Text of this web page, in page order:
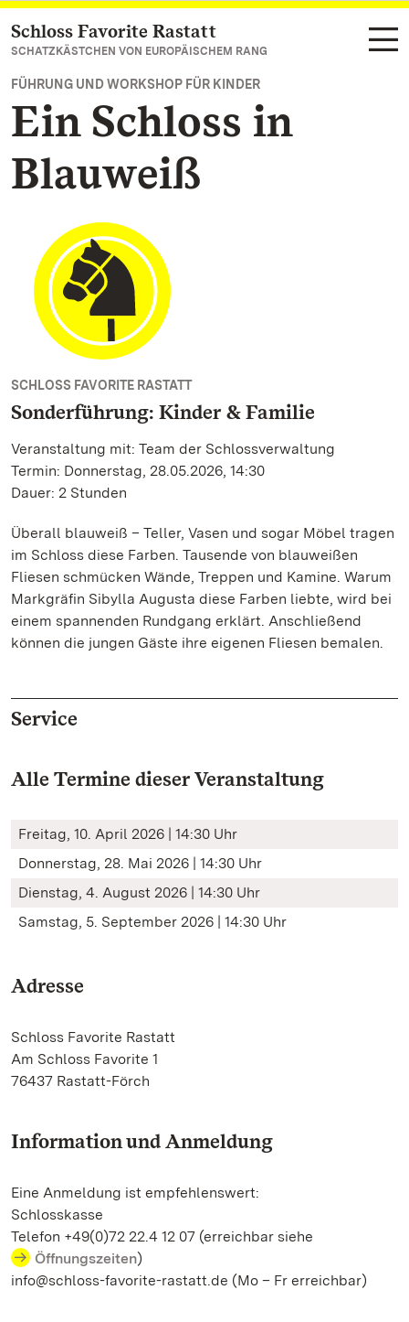
Zum Hauptinhalt springen
Schloss Favorite Rastatt
SCHATZKÄSTCHEN VON EUROPÄISCHEM RANG
FÜHRUNG UND WORKSHOP FÜR KINDER
Ein Schloss in
Blauweiß
SCHLOSS FAVORITE RASTATT
Sonderführung: Kinder & Familie
Veranstaltung mit: Team der Schlossverwaltung
Termin: Donnerstag, 28.05.2026, 14:30
Dauer: 2 Stunden
Überall blauweiß – Teller, Vasen und sogar Möbel tragen
im Schloss diese Farben. Tausende von blauweißen
Fliesen schmücken Wände, Treppen und Kamine. Warum
Markgräfin Sibylla Augusta diese Farben liebte, wird bei
einem spannenden Rundgang erklärt. Anschließend
können die jungen Gäste ihre eigenen Fliesen bemalen.
Service
Alle Termine dieser Veranstaltung
Freitag, 10. April 2026 | 14:30 Uhr
Donnerstag, 28. Mai 2026 | 14:30 Uhr
Dienstag, 4. August 2026 | 14:30 Uhr
Samstag, 5. September 2026 | 14:30 Uhr
Adresse
Schloss Favorite Rastatt
Am Schloss Favorite 1
76437 Rastatt-Förch
Information und Anmeldung
Eine Anmeldung ist empfehlenswert:
Schlosskasse
Telefon +49(0)72 22.4 12 07 (erreichbar siehe
Öffnungszeiten)
info@schloss-favorite-rastatt.de (Mo – Fr erreichbar)